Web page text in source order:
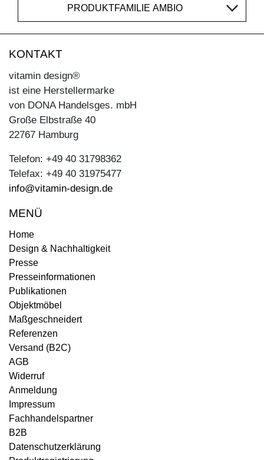
PRODUKTFAMILIE AMBIO
KONTAKT
vitamin design®
ist eine Herstellermarke
von DONA Handelsges. mbH
Große Elbstraße 40
22767 Hamburg
Telefon: +49 40 31798362
Telefax: +49 40 31975477
info@vitamin-design.de
MENÜ
Home
Design & Nachhaltigkeit
Presse
Presseinformationen
Publikationen
Objektmöbel
Maßgeschneidert
Referenzen
Versand (B2C)
AGB
Widerruf
Anmeldung
Impressum
Fachhandelspartner
B2B
Datenschutzerklärung